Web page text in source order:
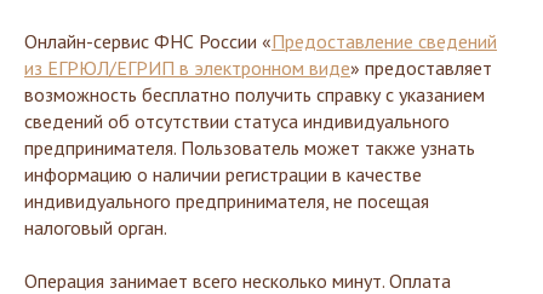
Онлайн-сервис ФНС России «Предоставление сведений
из ЕГРЮЛ/ЕГРИП в электронном виде» предоставляет
возможность бесплатно получить справку с указанием
сведений об отсутствии статуса индивидуального
предпринимателя. Пользователь может также узнать
информацию о наличии регистрации в качестве
индивидуального предпринимателя, не посещая
налоговый орган.
Операция занимает всего несколько минут. Оплата